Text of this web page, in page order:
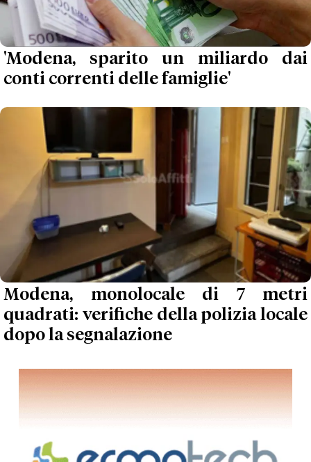
'Modena, sparito un miliardo dai
conti correnti delle famiglie'
Modena, monolocale di 7 metri
quadrati: verifiche della polizia locale
dopo la segnalazione